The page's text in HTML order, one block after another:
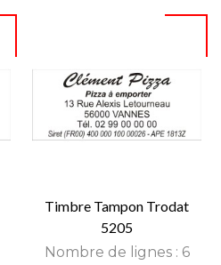
Timbre Tampon Trodat
5205
Nombre de lignes : 6